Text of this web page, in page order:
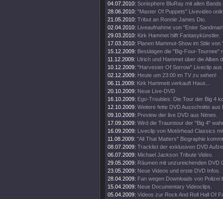
04.07.2010: Sonisphere BluRay mit allen Bands
28.06.2010: "Master Of Puppets" Livevideo
21.05.2010: Tribut an Ronnie James Dio.
02.04.2010: Liveaufnahme von "Enter
29.03.2010: Kirk Hammet hilft Fantasykünstler.
17.03.2010: Planen Mammut-Show im Stile von
15.12.2009: Bestätigen die "Big-Four-Tournee"
11.12.2009: Ulrich und Hammet über die Alben
10.12.2009: "Harvester Of Sorrow" Liveclip
02.12.2009: Heute um 23:00 im TV zu sehen!
06.11.2009: Kirk Hammett verkauft Haus...
20.10.2009: Neue Live-DVD
16.10.2009: Ego-Troubles: Die Tour der Big 4
12.10.2009: Weitere fette DVD Ausschnitte aus
09.10.2009: Preview der live DVD aus Nimes.
17.09.2009: Wird die Traumtour der "Big 4"
16.09.2009: Liveclip von Motörhead Classics
11.08.2009: "All That Matters" Biographie
08.07.2009: Tracklist der exklusiven DVD
06.07.2009: Michael Jackson Tribute Video.
29.05.2009: Räumen mit unzureichenden DVD
23.05.2009: Neue Videos und erste DVD Infos.
28.04.2009: Fan wegen Downloads von Polizei
15.04.2009: Neue Documentary Videoclips.
05.04.2009: Videos zur Rock And Roll Hall Of